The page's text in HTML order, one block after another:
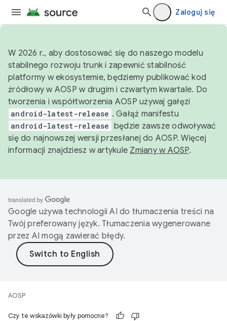
Zaloguj się
W 2026 r., aby dostosować się do naszego modelu
stabilnego rozwoju trunk i zapewnić stabilność
platformy w ekosystemie, będziemy publikować kod
źródłowy w AOSP w drugim i czwartym kwartale. Do
tworzenia i współtworzenia AOSP używaj gałęzi
android-latest-release . Gałąź manifestu
android-latest-release będzie zawsze odwoływać
się do najnowszej wersji przesłanej do AOSP. Więcej
informacji znajdziesz w artykule Zmiany w AOSP.
Google używa technologii AI do tłumaczenia treści na
Twój preferowany język. Tłumaczenia wygenerowane
przez AI mogą zawierać błędy.
AOSP
Czy te wskazówki były pomocne?